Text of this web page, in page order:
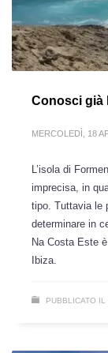
Conosci già
MERCOLEDÌ, 18
L’isola di
imprecisa, in
tipo. Tuttavia le
determinare in
Na Costa Este
Ibiza.
PUBBLICATO IL